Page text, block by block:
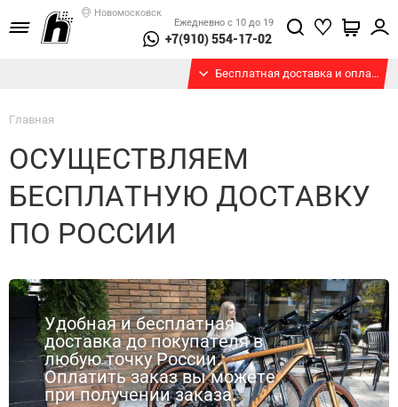
Новомосковск
Ежедневно с 10 до 19
+7(910) 554-17-02
Бесплатная доставка и оплата при получении
Главная
ОСУЩЕСТВЛЯЕМ
БЕСПЛАТНУЮ ДОСТАВКУ
ПО РОССИИ
Удобная и бесплатная
доставка до покупателя в
любую точку России.
Оплатить заказ вы можете
при получении заказа.